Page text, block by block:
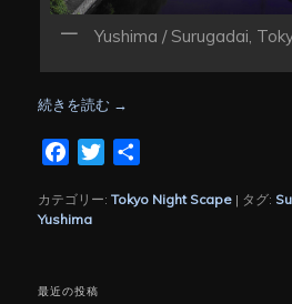
Yushima / Surugadai,
続きを読む →
FacebookTwitter
カテゴリー: Tokyo Night Scape | タグ:
Yushima
最近の投稿